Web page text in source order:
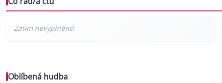
Oblíbená hudba